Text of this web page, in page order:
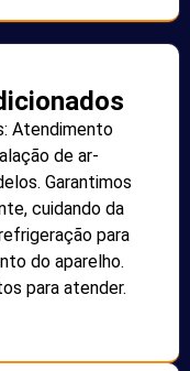
Atendimento
de ar-
Garantimos
cuidando da
para
do aparelho.
para atender.